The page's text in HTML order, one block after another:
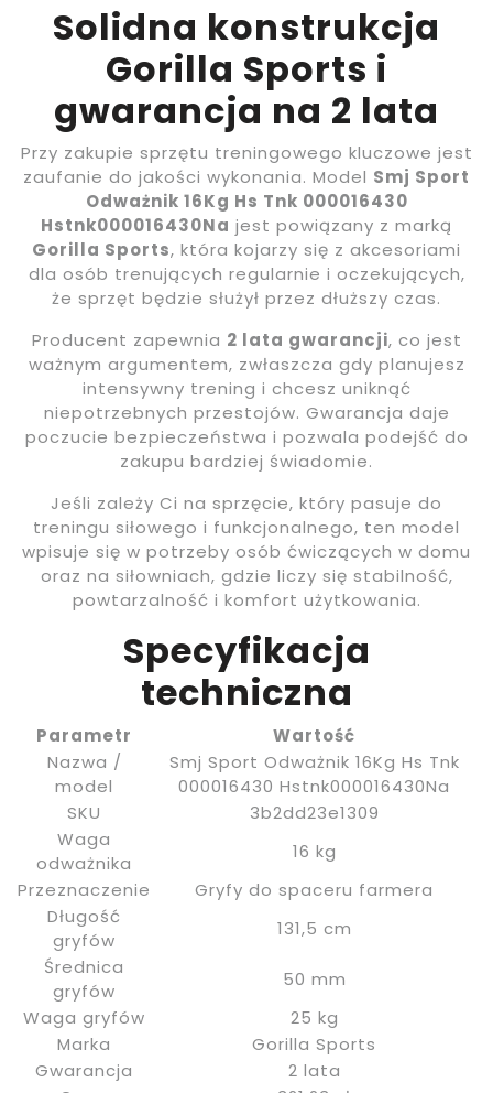
Solidna konstrukcja
Gorilla Sports i
gwarancja na 2 lata
Przy zakupie sprzętu treningowego kluczowe jest
zaufanie do jakości wykonania. Model Smj Sport
Odważnik 16Kg Hs Tnk 000016430
Hstnk000016430Na jest powiązany z marką
Gorilla Sports, która kojarzy się z akcesoriami
dla osób trenujących regularnie i oczekujących,
że sprzęt będzie służył przez dłuższy czas.
Producent zapewnia 2 lata gwarancji, co jest
ważnym argumentem, zwłaszcza gdy planujesz
intensywny trening i chcesz uniknąć
niepotrzebnych przestojów. Gwarancja daje
poczucie bezpieczeństwa i pozwala podejść do
zakupu bardziej świadomie.
Jeśli zależy Ci na sprzęcie, który pasuje do
treningu siłowego i funkcjonalnego, ten model
wpisuje się w potrzeby osób ćwiczących w domu
oraz na siłowniach, gdzie liczy się stabilność,
powtarzalność i komfort użytkowania.
Specyfikacja
techniczna
Parametr
Wartość
Nazwa /
model
Smj Sport Odważnik 16Kg Hs Tnk
000016430 Hstnk000016430Na
SKU
3b2dd23e1309
Waga
odważnika
16 kg
Przeznaczenie
Gryfy do spaceru farmera
Długość
gryfów
131,5 cm
Średnica
gryfów
50 mm
Waga gryfów
25 kg
Marka
Gorilla Sports
Gwarancja
2 lata